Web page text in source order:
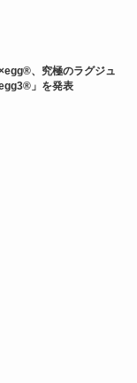
、究極のラグジュ
」を発表